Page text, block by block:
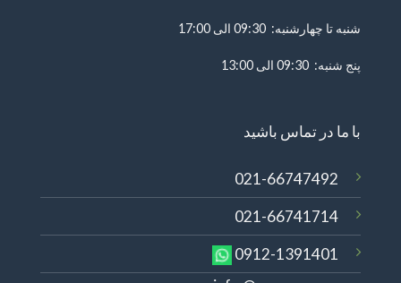
شنبه تا چهارشنبه: 09:30 الی 17:00
پنج شنبه: 09:30 الی 13:00
با ما در تماس باشید
021-66747492
021-66741714
0912-1391401